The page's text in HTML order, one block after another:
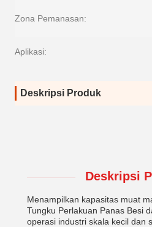
Zona Pemanasan:
Aplikasi:
Deskripsi Produk
Deskripsi
Menampilkan kapasitas muat
Tungku Perlakuan Panas Besi
operasi industri skala kecil dan